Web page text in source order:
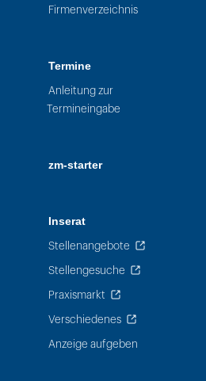
Firmenverzeichnis
Termine
Anleitung zur
Termineingabe
zm-starter
Inserat
Stellenangebote
Stellengesuche
Praxismarkt
Verschiedenes
Anzeige aufgeben